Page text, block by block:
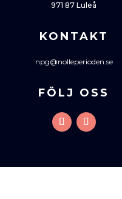
971 87 Luleå
KONTAKT
npg@nolleperioden.se
FÖLJ OSS